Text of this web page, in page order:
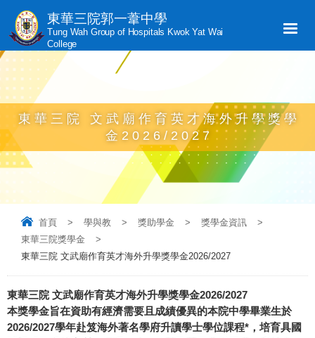
東華三院郭一葦中學
Tung Wah Group of Hospitals Kwok Yat Wai
College
東華三院 文武廟作育英才海外升學獎學
金2026/2027
首頁 > 學與教 > 獎助學金 > 獎學金資訊
>
東華三院獎學金
>
東華三院 文武廟作育英才海外升學獎學金2026/2027
東華三院 文武廟作育英才海外升學獎學金2026/2027
本獎學金旨在資助有經濟需要且成績優異的本院中學畢業生於
2026/2027學年赴笈海外著名學府升讀學士學位課程*，培育具國